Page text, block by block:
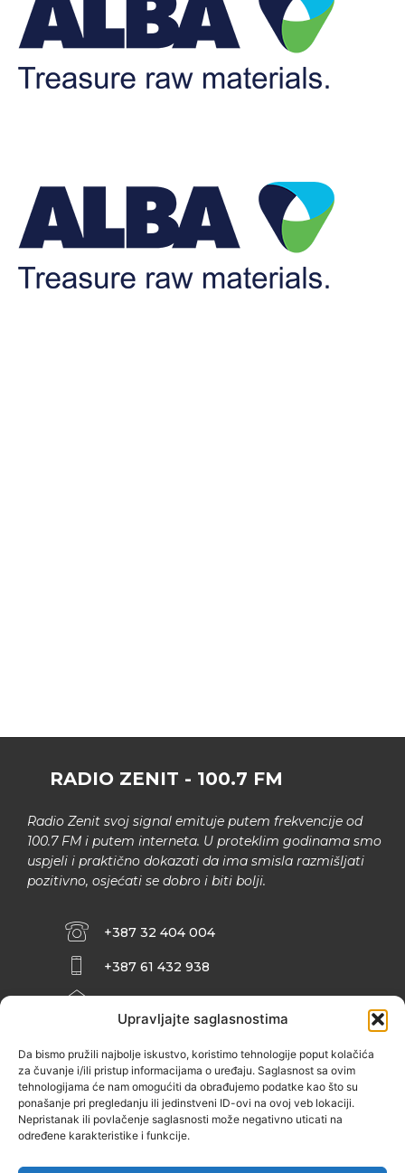
Upravljajte saglasnostima
Da bismo pružili najbolje iskustvo, koristimo tehnologije poput kolačića
za čuvanje i/ili pristup informacijama o uređaju. Saglasnost sa ovim
tehnologijama će nam omogućiti da obrađujemo podatke kao što su
ponašanje pri pregledanju ili jedinstveni ID-ovi na ovoj veb lokaciji.
Nepristanak ili povlačenje saglasnosti može negativno uticati na
određene karakteristike i funkcije.
RADIO ZENIT - 100.7 FM
Radio Zenit svoj signal emituje putem frekvencije od
100.7 FM i putem interneta. U proteklim godinama smo
uspjeli i praktično dokazati da ima smisla razmišljati
pozitivno, osjećati se dobro i biti bolji.
+387 32 404 004
+387 61 432 938
INFO@ZENIT.BA
ZENIČANKA, 3. SPRAT), 72000 ZENICA